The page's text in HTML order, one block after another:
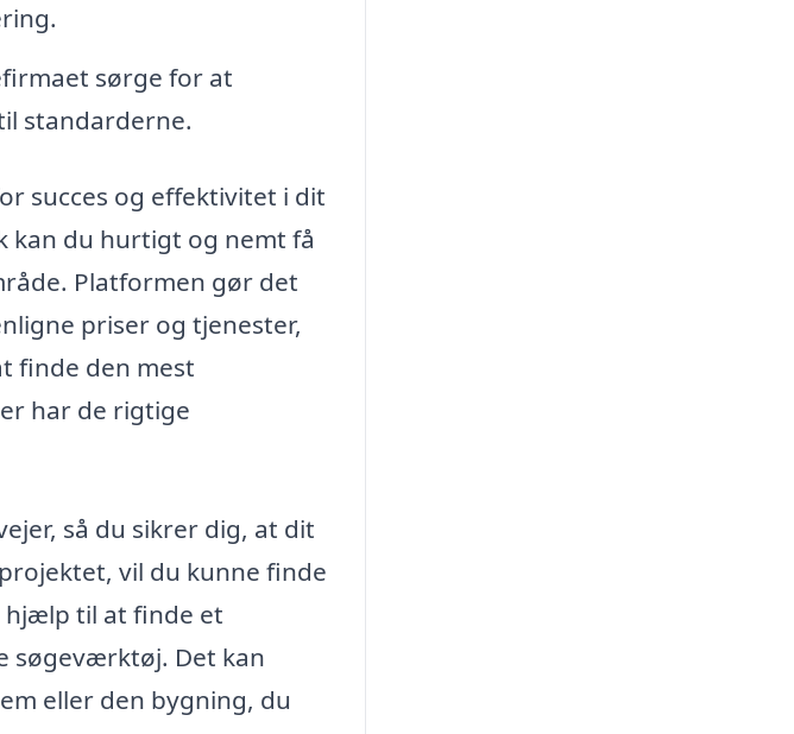
sørge for at
standarderne.
succes og effektivitet i dit
kan du hurtigt og nemt få
Platformen gør det
priser og tjenester,
finde den mest
har de rigtige
så du sikrer dig, at dit
vil du kunne finde
hjælp til at finde et
søgeværktøj. Det kan
eller den bygning, du